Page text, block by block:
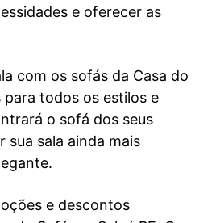
e oferecer as
com os sofás da Casa do
para todos os estilos e
o sofá dos seus
sua sala ainda mais
e descontos